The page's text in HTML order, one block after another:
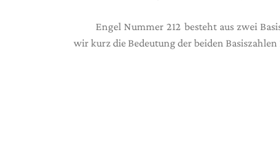
Engel Nummer 212 besteht aus zwei
wir kurz die Bedeutung der beiden